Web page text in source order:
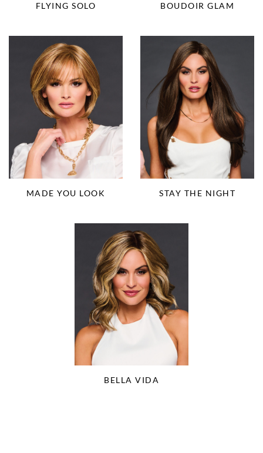
FLYING SOLO BOUDOIR GLAM
MADE YOU LOOK STAY THE NIGHT
BELLA VIDA